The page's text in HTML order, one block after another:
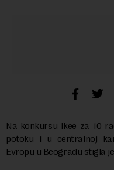
Na konkursu Ikee za 10
potoku i u centralnoj
Evropu u Beogradu stigla